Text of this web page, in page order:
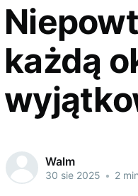
każdą
Walm
30 sie 2025 • 2